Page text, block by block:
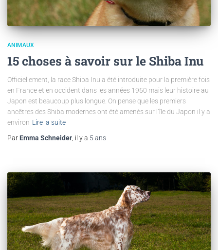
ANIMAUX
15 choses à savoir sur le Shiba Inu
Officiellement, la race Shiba Inu a été introduite pour la première fois
en France et en occident dans les années 1950 mais leur histoire au
Japon est beaucoup plus longue. On pense que les premiers
ancêtres des Shiba modernes ont été amenés sur l’île du Japon il y a
environ Lire la suite
Par Emma Schneider , il y a 5 ans